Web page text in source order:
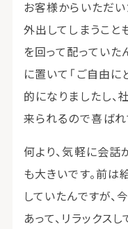
お客様からいただ
外出してしまうこと
を回って配っていた
に置いて「ご自由に
的になりましたし、
来られるので喜ばれ
何より、気軽に会話
も大きいです。前は
していたんですが、
あって、リラックス